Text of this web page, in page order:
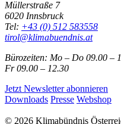
Müllerstraße 7
6020 Innsbruck
Tel: +43 (0) 512 583558
tirol@klimabuendnis.at
Bürozeiten: Mo – Do 09.00 –
Fr 09.00 – 12.30
Jetzt Newsletter abonnieren
Downloads Presse Webshop
© 2026 Klimabündnis